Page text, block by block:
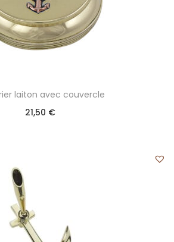
laiton avec couvercle
21,50 €